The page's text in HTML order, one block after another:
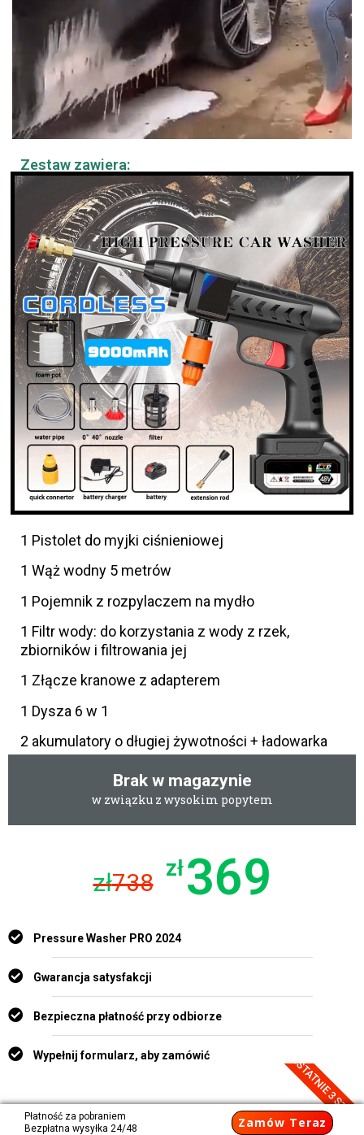
Zestaw zawiera:
1 Pistolet do myjki ciśnieniowej
1 Wąż wodny 5 metrów
1 Pojemnik z rozpylaczem na mydło
1 Filtr wody: do korzystania z wody z rzek,
zbiorników i filtrowania jej
1 Złącze kranowe z adapterem
1 Dysza 6 w 1
2 akumulatory o długiej żywotności + ładowarka
Brak w magazynie
w związku z wysokim popytem
zł738 zł369
Pressure Washer PRO 2024
Gwarancja satysfakcji
Bezpieczna płatność przy odbiorze
Wypełnij formularz, aby zamówić OSTATNIE 3
Płatność za pobraniem
Bezpłatna wysyłka 24/48
Zamów Teraz